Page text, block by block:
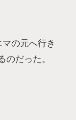
の元へ行き
のだった。